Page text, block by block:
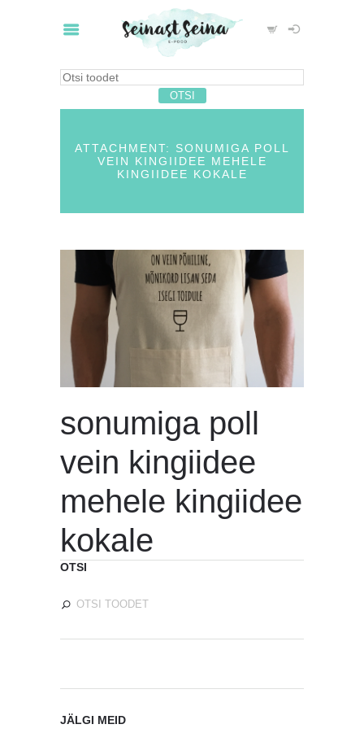
ATTACHMENT: SONUMIGA POLL
VEIN KINGIIDEE MEHELE
KINGIIDEE KOKALE
sonumiga poll
vein kingiidee
mehele kingiidee
kokale
OTSI
JÄLGI MEID